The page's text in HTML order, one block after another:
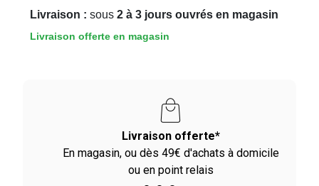
Livraison : sous 2 à 3 jours ouvrés en magasin
Livraison offerte en magasin
Livraison offerte*
En magasin, ou dès 49€ d'achats à domicile
ou en point relais